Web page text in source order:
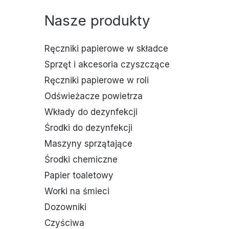
Nasze produkty
Ręczniki papierowe w składce
Sprzęt i akcesoria czyszczące
Ręczniki papierowe w roli
Odświeżacze powietrza
Wkłady do dezynfekcji
Środki do dezynfekcji
Maszyny sprzątające
Środki chemiczne
Papier toaletowy
Worki na śmieci
Dozowniki
Czyściwa